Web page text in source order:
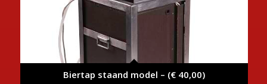
Biertap staand model – (€ 40,00)